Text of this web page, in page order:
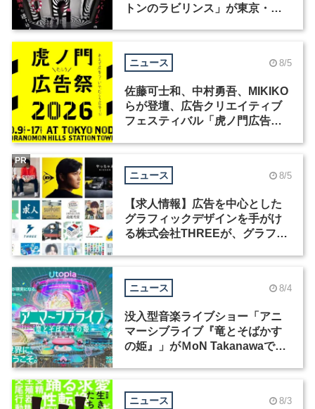
トンのラビリンス」が東京・豊
ニュース 8/5
佐藤可士和、中村勇吾、MIKIKO
らが登壇、広告クリエイティブ
フェスティバル「虎ノ門広告
ニュース 8/5
【求人情報】広告を中心とした
グラフィックデザインを手がけ
る株式会社THREEが、グラフィ
PR
ニュース 8/4
没入型音楽ライブショー「アニ
マーシブライブ『竜とそばかす
の姫』」がＭoN Takanawaで開
ニュース 8/3